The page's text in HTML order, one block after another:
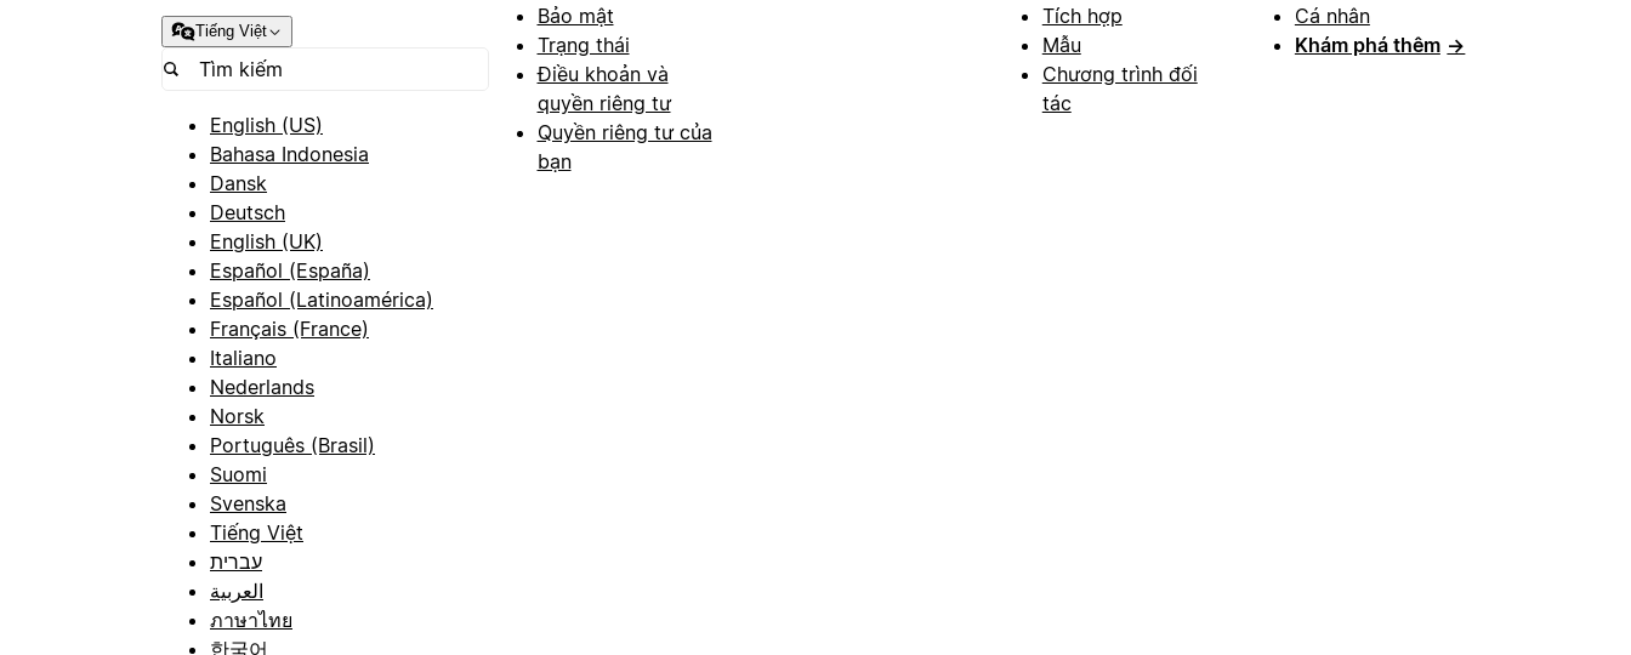
Tiếng Việt
English (US)
Bahasa Indonesia
Dansk
Deutsch
English (UK)
Español (España)
Español (Latinoamérica)
Français (France)
Italiano
Nederlands
Norsk
Português (Brasil)
Suomi
Svenska
Tiếng Việt
עברית
العربية
ภาษาไทย
한국어
Bảo mật
Trạng thái
Điều khoản và
quyền riêng tư
Quyền riêng tư của
bạn
Tích hợp
Mẫu
Chương trình đối
tác
Cá nhân
Khám phá thêm →